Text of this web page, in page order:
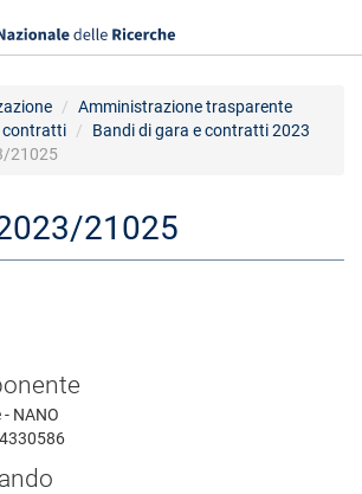
Amministrazione trasparente
contratti
Bandi di gara e contratti 2023
21025
21025
NANO